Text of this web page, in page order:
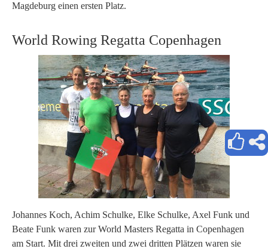
Magdeburg einen ersten Platz.
World Rowing Regatta Copenhagen
Johannes Koch, Achim Schulke, Elke Schulke, Axel Funk und
Beate Funk waren zur World Masters Regatta in Copenhagen
am Start. Mit drei zweiten und zwei dritten Plätzen waren sie